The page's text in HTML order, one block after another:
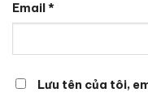
Email *
Lưu tên của tôi,